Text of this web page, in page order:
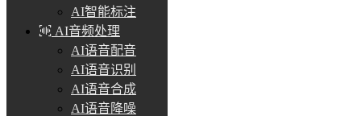
AI智能标注
AI音频处理
AI语音配音
AI语音识别
AI语音合成
AI语音降噪